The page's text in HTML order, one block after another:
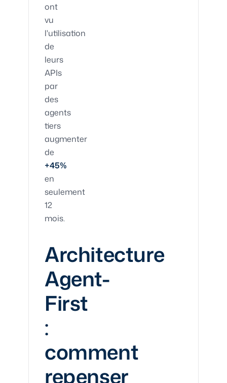
ont
vu
l'utilisation
de
leurs
APIs
par
des
agents
tiers
augmenter
de
+45%
en
seulement
12
mois.
Architecture
Agent-
First
:
comment
repenser